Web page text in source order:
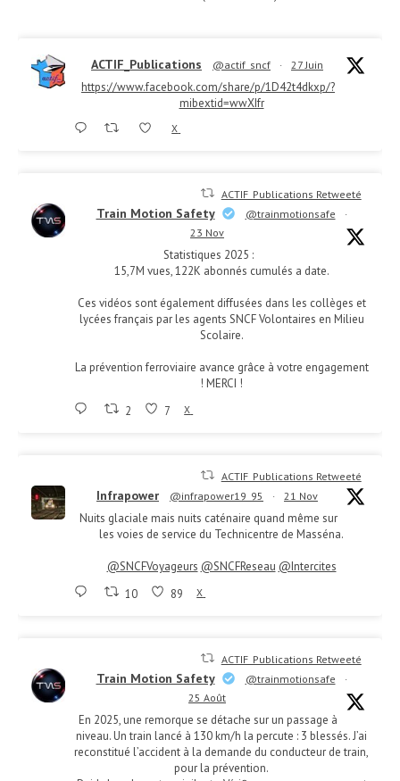
ACTIF_Publications @actif_sncf · 27 Juin
https://www.facebook.com/share/p/1D42t4dkxp/?
mibextid=wwXIfr
X
ACTIF_Publications Retweeté
Train Motion Safety @trainmotionsafe
·
23 Nov
Statistiques 2025 :
15,7M vues, 122K abonnés cumulés a date.
Ces vidéos sont également diffusées dans les collèges et
lycées français par les agents SNCF Volontaires en Milieu
Scolaire.
La prévention ferroviaire avance grâce à votre engagement
! MERCI !
2 7 X
ACTIF_Publications Retweeté
Infrapower @infrapower19_95 · 21 Nov
Nuits glaciale mais nuits caténaire quand même sur
les voies de service du Technicentre de Masséna.
@SNCFVoyageurs @SNCFReseau @Intercites
10 89 X
ACTIF_Publications Retweeté
Train Motion Safety @trainmotionsafe
·
25 Août
En 2025, une remorque se détache sur un passage à
niveau. Un train lancé à 130 km/h la percute : 3 blessés. J’ai
reconstitué l’accident à la demande du conducteur de train,
pour la prévention.